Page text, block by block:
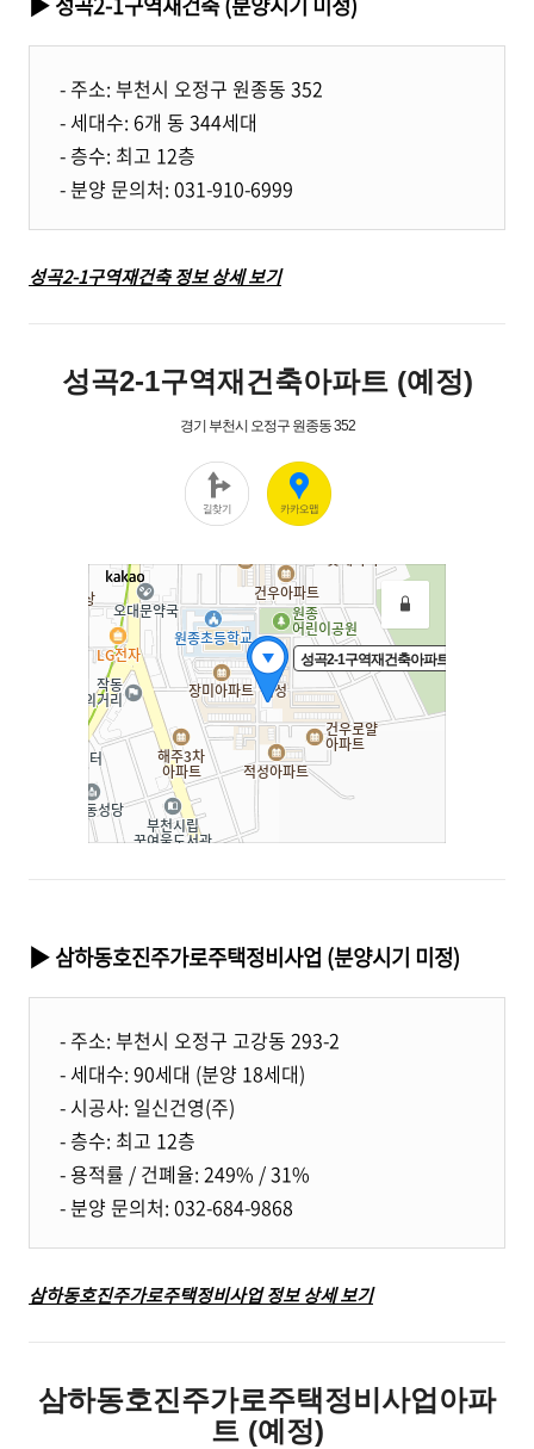
- 주소: 부천시 오정구 원종동 352
- 세대수: 6개 동 344세대
- 층수: 최고 12층
- 분양 문의처: 031-910-6999
성곡2-1구역재건축 정보 상세 보기
▶ 삼하동호진주가로주택정비사업 (분양시기 미정)
- 주소: 부천시 오정구 고강동 293-2
- 세대수: 90세대 (분양 18세대)
- 시공사: 일신건영(주)
- 층수: 최고 12층
- 용적률 / 건폐율: 249% / 31%
- 분양 문의처: 032-684-9868
삼하동호진주가로주택정비사업 정보 상세 보기